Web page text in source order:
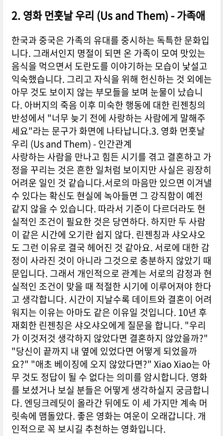
2. 영화 먼훗날 우리 (Us and Them) - 가족애
한국과 중국은 가족의 유대를 중시하는 독특한 문화입
니다. 그래서인지 명절이 되면 온 가족이 모여 맛있는
음식을 먹으면서 도란도를 이야기하는 모습이 낯설고
익숙했습니다. 그리고 자식을 위해 헌신하는 것 외에는
아무 것도 보이지 않는 부모들을 보며 눈물이 났습니
다. 아버지의 죽음 이후 미숙한 행동에 대한 린젠칭의
반성에서 "너무 늦기 전에 사랑하는 사람에게 말해주
세요"라는 문구가 화면에 나타납니다.3. 영화 먼훗날
우리 (Us and Them) - 인간관계
사랑하는 사람을 만나고 힘든 시기를 겪고 결혼하고 가
정을 꾸리는 것은 흔한 일처럼 보이지만 사실은 굉장히
어려운 일인 것 같습니다.서로의 마음만 있으면 이겨낼
수 있다는 확신도 현실에 녹아들면 그 강직함이 예전
같지 않을 수 있습니다. 따라서 기준이 다르더라도 현
실적인 조건이 필요한 것은 당연하다. 하지만 두 사람
이 같은 시간에 오기란 쉽지 않다. 린젠칭과 샤오샤오
도 그런 이유로 결국 헤어진 것 같아요. 서로에 대한 감
정이 사라진 것이 아니라 그것으로 충분하지 않았기 때
문입니다. 그래서 개인적으로 관계는 서로의 감정과 현
실적인 조건이 맞을 때 적절한 시기에 이루어져야 한다
고 생각합니다. 시간이 지날수록 데이트와 결혼이 어려
워지는 이유는 아마도 같은 이유일 것입니다. 10년 후
재회한 린젠칭은 샤오샤오에게 질문을 합니다. "우리
가 이것저것 생각하지 않았다면 결혼하지 않았을까?"
"당신이 끝까지 내 옆에 있었다면 어떻게 되었을까
요?" "애초 베이징에 오지 않았다면?" Xiao Xiao는 아
무 것도 정답이 될 수 없다는 의미를 암시합니다. 영화
를 보셨거나 보실 분들은 어떻게 생각하실지 궁금합니
다. 엔딩크레딧이 올라간 뒤에도 이 세 가지만 계속 머
릿속에 맴돌았다. 좋은 영화는 여운이 오래갑니다. 개
인적으로 꼭 보시길 추천하는 영화입니다.